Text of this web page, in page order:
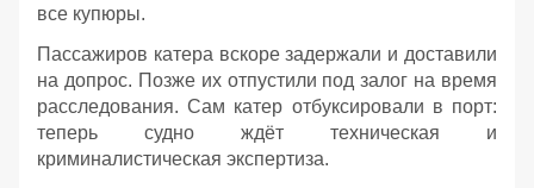
все купюры.
Пассажиров катера вскоре задержали и доставили
на допрос. Позже их отпустили под залог на время
расследования. Сам катер отбуксировали в порт:
теперь судно ждёт техническая и
криминалистическая экспертиза.